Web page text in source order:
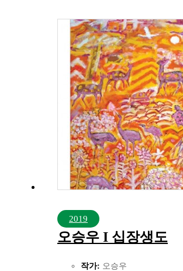
2019
오승우 I 십장생도
작가: 오승우